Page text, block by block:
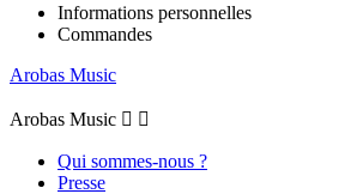
Informations personnelles
Commandes
Arobas Music
Arobas Music  
Qui sommes-nous ?
Presse